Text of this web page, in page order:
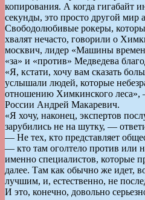
копирования. А когда гигабайт
секунды, это просто другой мир
Свободолюбивые рокеры,
хвалят нечасто, говорили о
москвич, лидер «Машины
«за» и «против» Медведева
«Я, кстати, хочу вам сказать
услышали людей, которые
отношению Химкинского леса»,
России Андрей Макаревич.
«Я хочу, наконец, экспертов
зарубились не на шутку, —
— Не тех, кто представляет
— кто там оголтело против или
именно специалистов, которые
далее. Там как обычно же идет,
лучшим, и, естественно, не
И это, конечно, довольно